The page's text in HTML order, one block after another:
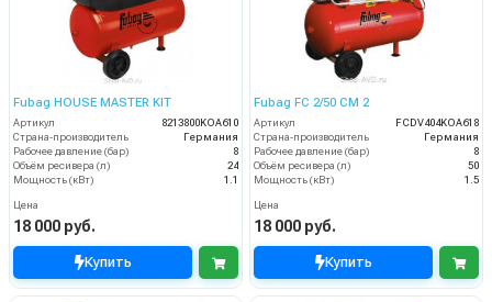
Fubag HOUSE MASTER KIT
Артикул
8213800KOA610
Страна-производитель
Германия
Рабочее давление (бар)
8
Объём ресивера (л)
24
Мощность (кВт)
1.1
Цена
18 000 руб.
Купить
Fubag FC 2/50 CM 2
Артикул
FCDV404KOA618
Страна-производитель
Германия
Рабочее давление (бар)
8
Объём ресивера (л)
50
Мощность (кВт)
1.5
Цена
18 000 руб.
Купить